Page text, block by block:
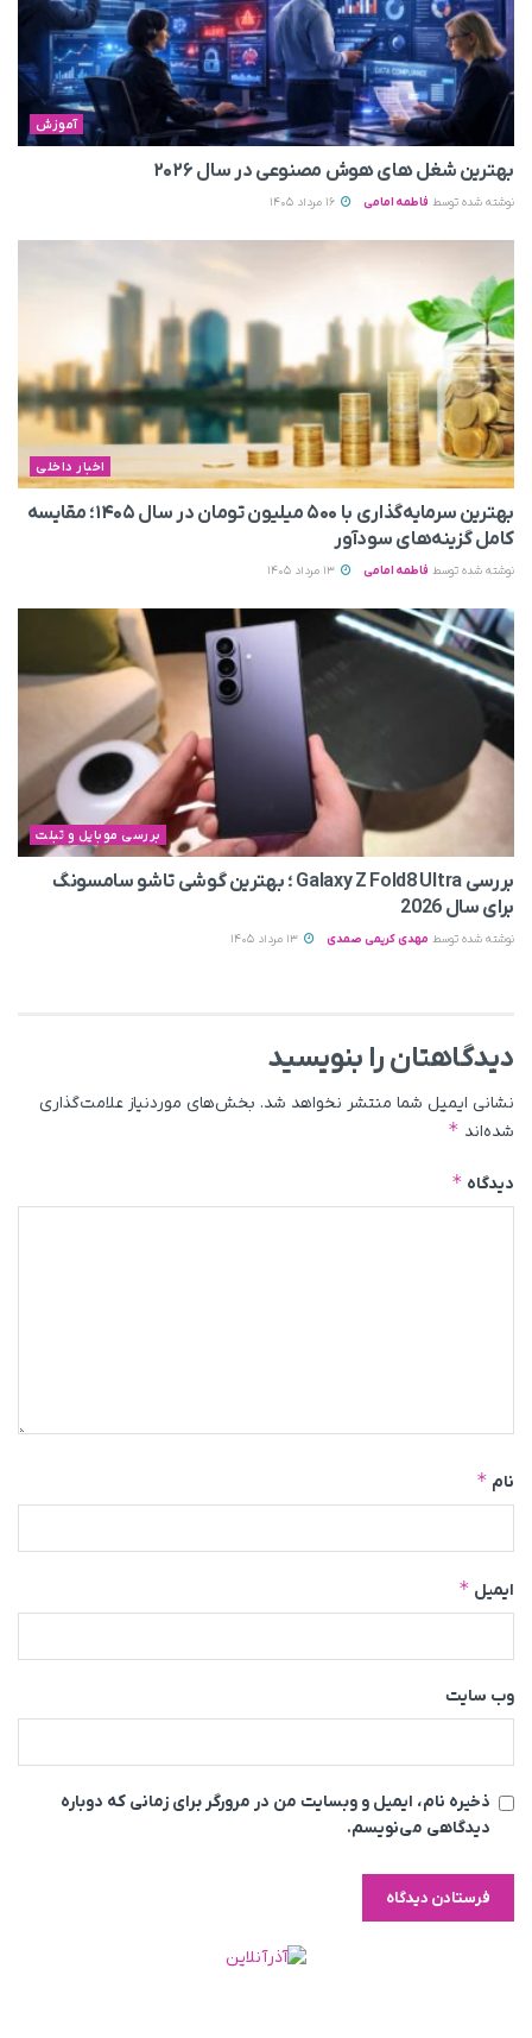
آموزش
بهترین شغل های هوش مصنوعی در سال ۲۰۲۶
نوشته شده توسط فاطمه امامی
اخبار داخلی
بهترین سرمایه‌گذاری با ۵۰۰ میلیون تومان در سال ۱۴۰۵؛ مقایسه
کامل گزینه‌های سودآور
نوشته شده توسط فاطمه امامی
بررسی موبایل و تبلت
بررسی Galaxy Z Fold8 Ultra ؛ بهترین گوشی تاشو سامسونگ
برای سال 2026
نوشته شده توسط مهدی کریمی صمدی
دیدگاهتان را بنویسید
نشانی ایمیل شما منتشر نخواهد شد. بخش‌های موردنیاز علامت‌گذاری
شده‌اند *
دیدگاه *
نام *
ایمیل *
وب‌ سایت
ذخیره نام، ایمیل و وبسایت من در مرورگر برای زمانی که دوباره
دیدگاهی می‌نویسم.